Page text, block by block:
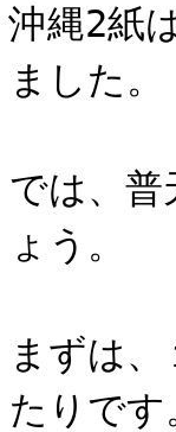
沖縄2紙
ました。
では、普
ょう。
まずは
たりです